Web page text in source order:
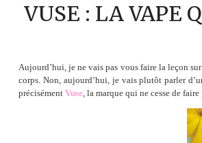
VUSE : LA VAPE
Aujourd’hui, je ne vais pas vous faire la leçon
corps. Non, aujourd’hui, je vais plutôt parler
précisément Vuse, la marque qui ne cesse de faire